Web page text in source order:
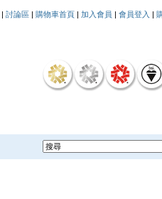
| 討論區 | 購物車首頁 | 加入會員 | 會員登入 |